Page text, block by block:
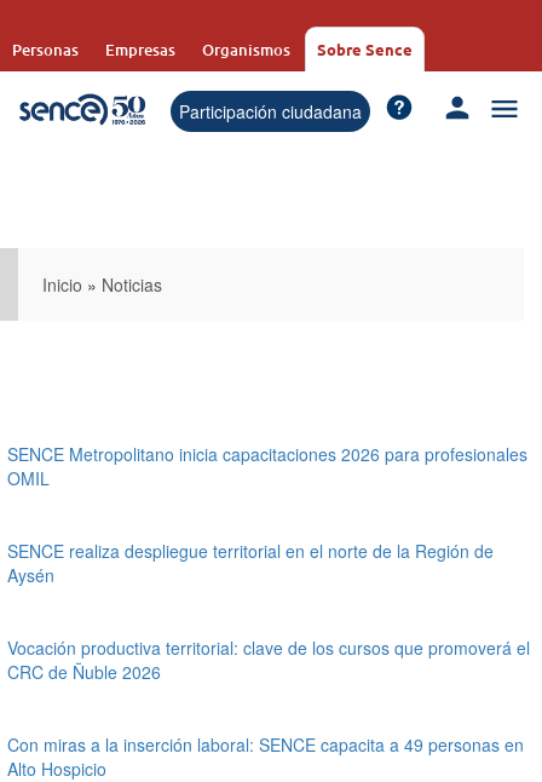
contenido
Personas Empresas Organismos Sobre Sence
Participación ciudadana
Inicio » Noticias
SENCE Metropolitano inicia capacitaciones 2026 para profesionales
OMIL
SENCE realiza despliegue territorial en el norte de la Región de
Aysén
Vocación productiva territorial: clave de los cursos que promoverá el
CRC de Ñuble 2026
Con miras a la inserción laboral: SENCE capacita a 49 personas en
Alto Hospicio